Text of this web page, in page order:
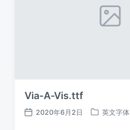
Via-A-Vis.ttf
发
2020年6月2日
发
英文字体